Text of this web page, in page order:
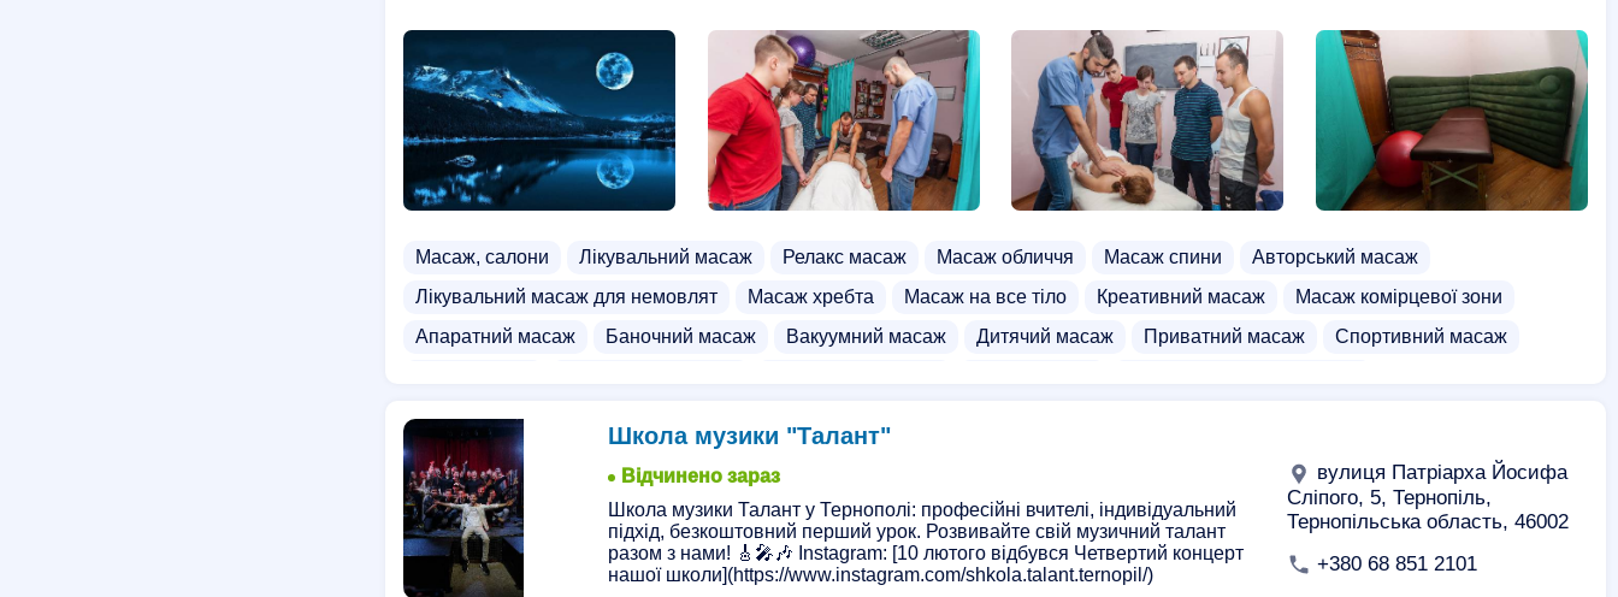
Вечірні курси медсестер
Комп'ютерні курси для пенсіонерів Курси C++ Курси HTML, CSS
Курси JavaScript
Курси PHP
Курси Python Курси анімації Курси антицелюлітного масажу Курси грумера
Курси декору, декораторів
Курси для вагітних
Курси звукорежисерів Курси кінолога Курси маркетолога Курси мейкапу
Приватні школи
Школи інтернати
Бізнес школи для підлітків Школа трактористів Школи Академії Ліцеї
Училища
Курси інтернет маркетингу
Масаж, салони Лікувальний масаж Релакс масаж Масаж обличчя Масаж спини
Авторський масаж
Лікувальний масаж для немовлят
Масаж хребта Масаж на все тіло Креативний масаж
Масаж комірцевої зони
Апаратний масаж
Баночний масаж Вакуумний масаж Дитячий масаж Приватний масаж
Спортивний масаж
Експрес курси масажу
Курси тактичної медицини
Курси бухгалтерів
Курси тестування
Курси бариста
Курси іспанської мови
Курси візажу
Курси колориста
Курси оформлення фотозон Курси трихолога Курси DevOps Курси автокад
Курси автоелектрика
Курси для стоматологів
Курси зварювальника Курси мануальної терапії Курси нарощення вій
Курси аеродизайну
Школа музики "Талант"
Відчинено зараз
Школа музики Талант у Тернополі: професійні вчителі, індивідуальний
підхід, безкоштовний перший урок. Розвивайте свій музичний талант
разом з нами! 🎸🎤🎶 Instagram: [10 лютого відбувся Четвертий концерт
нашої школи](https://www.instagram.com/shkola.talant.ternopil/)
вулиця Патріарха Йосифа
Сліпого, 5, Тернопіль,
Тернопільська область, 46002
+380 68 851 2101